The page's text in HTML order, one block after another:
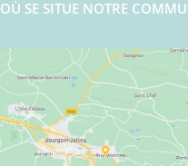
OÙ SE SITUE NOTRE